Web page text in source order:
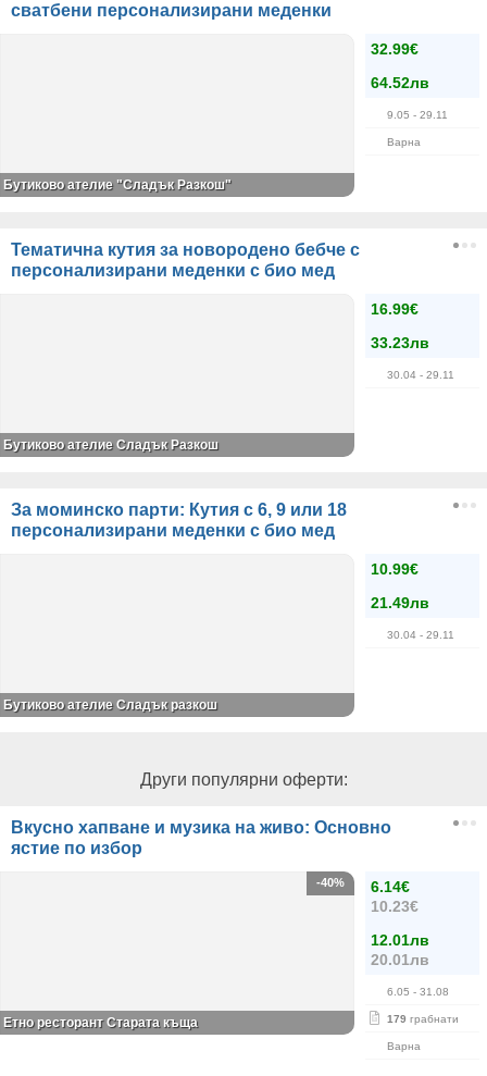
сватбени персонализирани меденки
32.99€
64.52лв
9.05 - 29.11
Варна
Бутиково ателие "Сладък Разкош"
Тематична кутия за новородено бебче с
персонализирани меденки с био мед
16.99€
33.23лв
30.04 - 29.11
Бутиково ателие Сладък Разкош
За моминско парти: Кутия с 6, 9 или 18
персонализирани меденки с био мед
10.99€
21.49лв
30.04 - 29.11
Бутиково ателие Сладък разкош
Други популярни оферти:
Вкусно хапване и музика на живо: Основно
ястие по избор
6.14€
10.23€
12.01лв
20.01лв
6.05 - 31.08
179 грабнати
Варна
-40%
Етно ресторант Старата къща